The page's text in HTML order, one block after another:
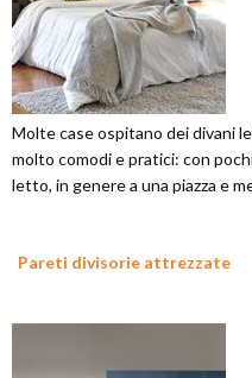
Molte case ospitano dei divani
molto comodi e pratici: con
letto, in genere a una piazza e
Pareti divisorie attrezzate